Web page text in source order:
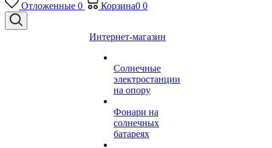
Отложенные 0 Корзина0 0
Интернет-магазин
Солнечные
электростанции
на опору
Фонари на
солнечных
батареях